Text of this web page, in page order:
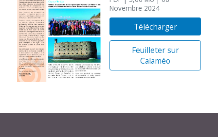
Novembre 2024
Télécharger
Feuilleter sur
Calaméo